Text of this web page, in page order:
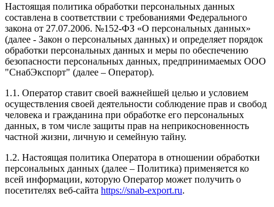
Настоящая политика обработки персональных данных
составлена в соответствии с требованиями Федерального
закона от 27.07.2006. №152-ФЗ «О персональных данных»
(далее - Закон о персональных данных) и определяет порядок
обработки персональных данных и меры по обеспечению
безопасности персональных данных, предпринимаемых ООО
"СнабЭкспорт" (далее – Оператор).
1.1. Оператор ставит своей важнейшей целью и условием
осуществления своей деятельности соблюдение прав и свобод
человека и гражданина при обработке его персональных
данных, в том числе защиты прав на неприкосновенность
частной жизни, личную и семейную тайну.
1.2. Настоящая политика Оператора в отношении обработки
персональных данных (далее – Политика) применяется ко
всей информации, которую Оператор может получить о
посетителях веб-сайта https://snab-export.ru.